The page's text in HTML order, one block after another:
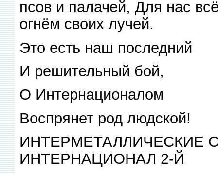
псов и палачей, Для нас
огнём своих лучей.
Это есть наш последний
И решительный бой,
О Интернационалом
Воспрянет род людской!
ИНТЕРМЕТАЛЛИЧЕСКИЕ
ИНТЕРНАЦИОНАЛ 2-Й